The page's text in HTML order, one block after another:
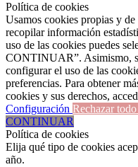
Política de cookies
Usamos cookies propias y
recopilar información
uso de las cookies puedes
CONTINUAR”. Asimismo,
configurar el uso de las
preferencias. Para obtener
cookies y sus derechos,
Configuración Rechazar todo
CONTINUAR
Política de cookies
Elija qué tipo de cookies
año.